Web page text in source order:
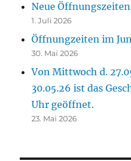
Neue Öffnungszeiten
1. Juli 2026
Öffnungzeiten im
30. Mai 2026
Von Mittwoch d.
30.05.26 ist das
Uhr geöffnet.
23. Mai 2026